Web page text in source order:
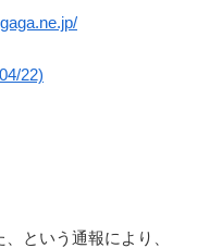
22)
という通報により、